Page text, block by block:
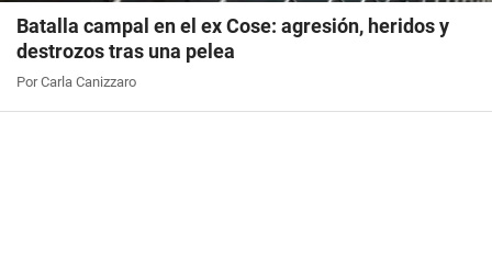
Batalla campal en el ex Cose: agresión, heridos y
destrozos tras una pelea
Por Carla Canizzaro